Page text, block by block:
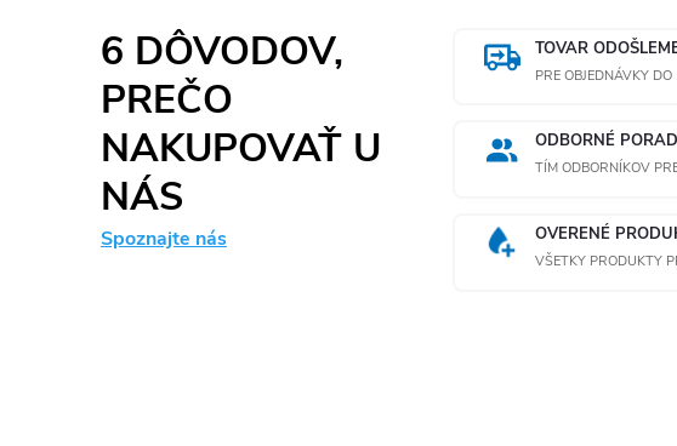
6 DÔVODOV,
PREČO
NAKUPOVAŤ U
NÁS
Spoznajte nás
TOVAR
PRE OBJEDNÁVKY
ODBORNÉ
TÍM ODBORNÍKOV
OVERENÉ
VŠETKY PRODUKTY